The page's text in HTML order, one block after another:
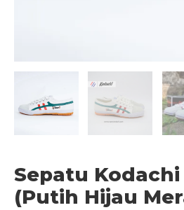
Sepatu Kodachi
(Putih Hijau